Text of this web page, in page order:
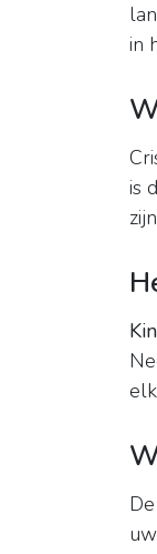
in
is